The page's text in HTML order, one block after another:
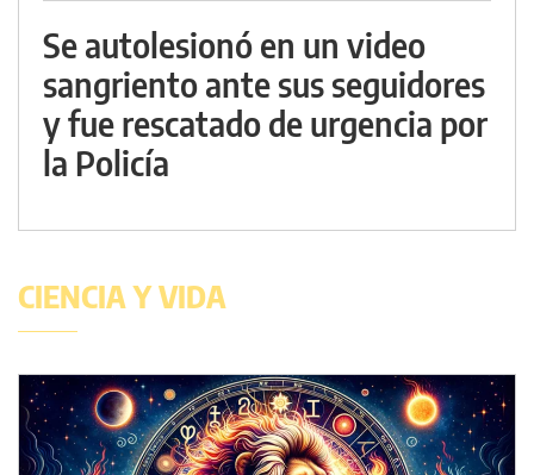
Se autolesionó en un video
sangriento ante sus seguidores
y fue rescatado de urgencia por
la Policía
CIENCIA Y VIDA